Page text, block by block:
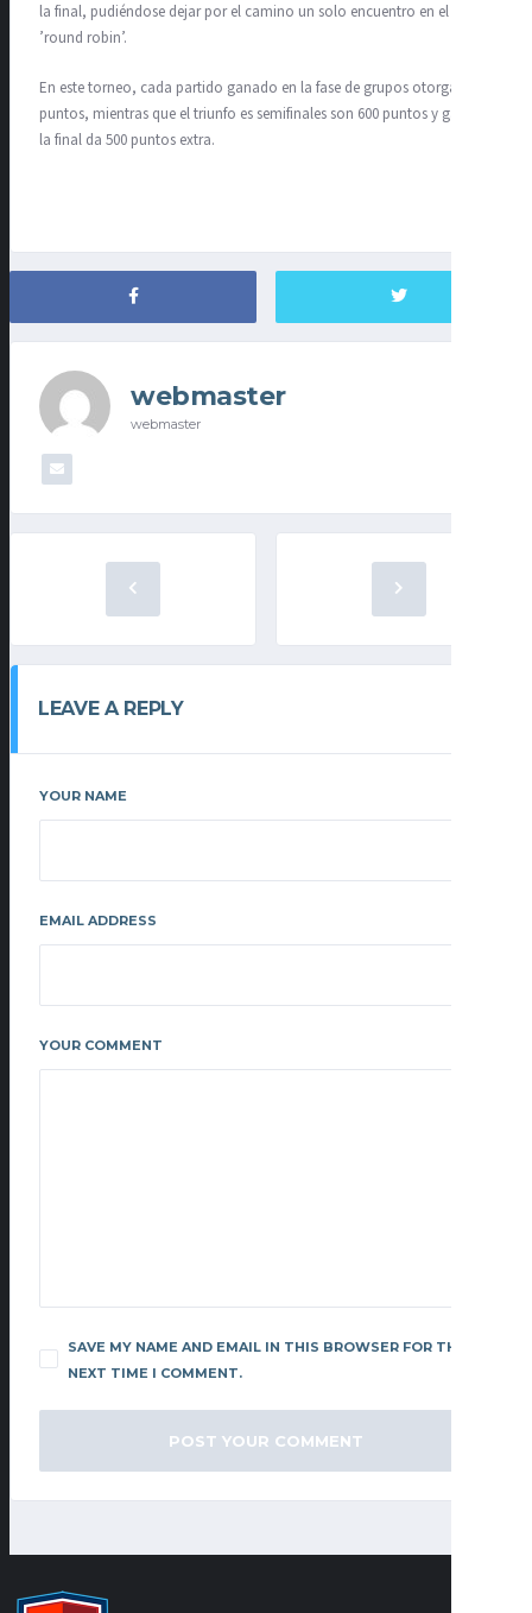
la final, pudiéndose dejar por el camino un solo encuentro en el
’round robin’.
En este torneo, cada partido ganado en la fase de grupos otorga 200
puntos, mientras que el triunfo es semifinales son 600 puntos y ganar
la final da 500 puntos extra.
webmaster
webmaster
LEAVE A REPLY
YOUR NAME
EMAIL ADDRESS
YOUR COMMENT
SAVE MY NAME AND EMAIL IN THIS BROWSER FOR THE
NEXT TIME I COMMENT.